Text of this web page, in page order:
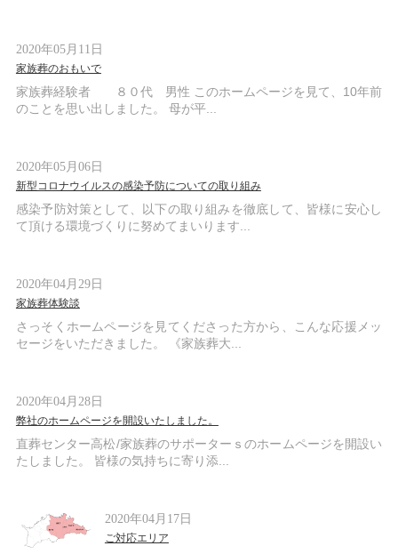
2020年05月11日
家族葬のおもいで
家族葬経験者 ８０代 男性 このホームページを見て、10年前
のことを思い出しました。 母が平...
2020年05月06日
新型コロナウイルスの感染予防についての取り組み
感染予防対策として、以下の取り組みを徹底して、皆様に安心し
て頂ける環境づくりに努めてまいります...
2020年04月29日
家族葬体験談
さっそくホームページを見てくださった方から、こんな応援メッ
セージをいただきました。 《家族葬大...
2020年04月28日
弊社のホームページを開設いたしました。
直葬センター高松/家族葬のサポーターｓのホームページを開設い
たしました。 皆様の気持ちに寄り添...
2020年04月17日
ご対応エリア